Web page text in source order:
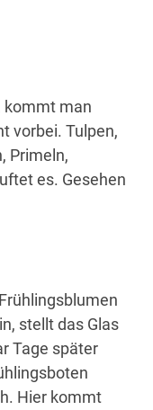
kommt man
vorbei. Tulpen,
Primeln,
es. Gesehen
stellt das Glas
Tage später
Hier kommt